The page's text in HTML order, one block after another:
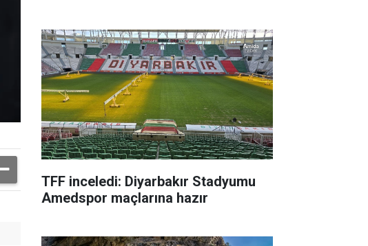
TFF inceledi: Diyarbakır Stadyumu
Amedspor maçlarına hazır